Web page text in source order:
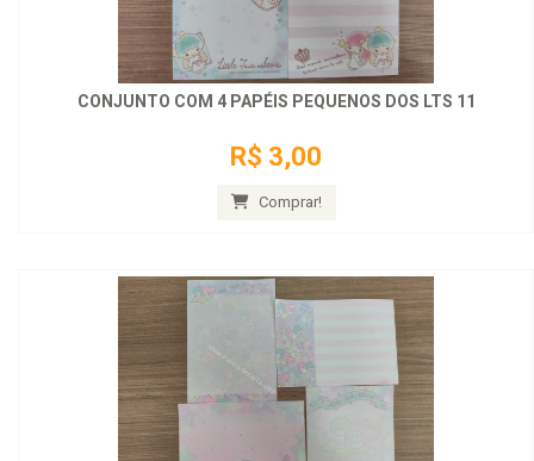
CONJUNTO COM 4 PAPÉIS PEQUENOS DOS LTS 11
R$ 3,00
Comprar!